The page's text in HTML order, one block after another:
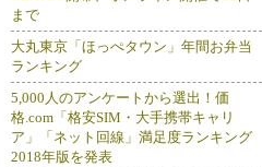
まで
大丸東京「ほっぺタウン」年間お弁当
ランキング
5,000人のアンケートから選出！価
格.com「格安SIM・大手携帯キャリ
ア」「ネット回線」満足度ランキング
2018年版を発表